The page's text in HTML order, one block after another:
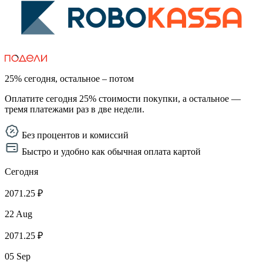
25% сегодня, остальное – потом
Оплатите сегодня 25% стоимости покупки, а остальное —
тремя платежами раз в две недели.
Без процентов и комиссий
Быстро и удобно как обычная оплата картой
Сегодня
2071.25 ₽
22 Aug
2071.25 ₽
05 Sep